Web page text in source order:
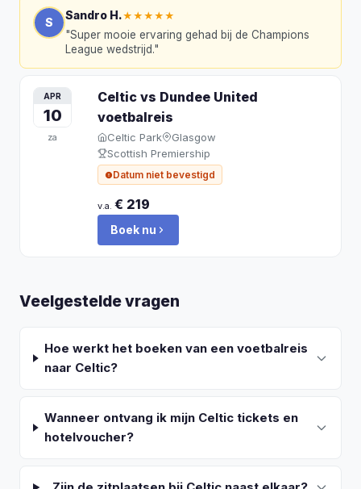
S
Sandro H.★★★★★
"Super mooie ervaring gehad bij de Champions
League wedstrijd."
APR
10
za
Celtic vs Dundee United
voetbalreis
Celtic Park
Glasgow
Scottish Premiership
Datum niet bevestigd
v.a. € 219
Boek nu
Veelgestelde vragen
Hoe werkt het boeken van een voetbalreis
naar Celtic?
Wanneer ontvang ik mijn Celtic tickets en
hotelvoucher?